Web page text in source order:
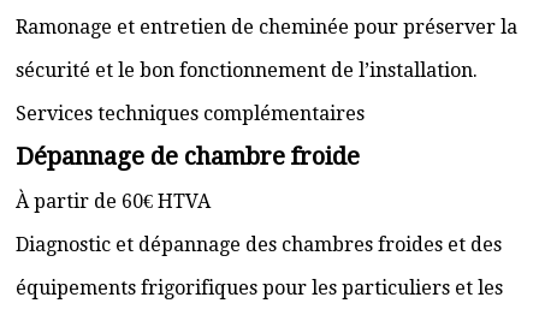
Ramonage et entretien de cheminée pour préserver la
sécurité et le bon fonctionnement de l’installation.
Services techniques complémentaires
Dépannage de chambre froide
À partir de 60€ HTVA
Diagnostic et dépannage des chambres froides et des
équipements frigorifiques pour les particuliers et les